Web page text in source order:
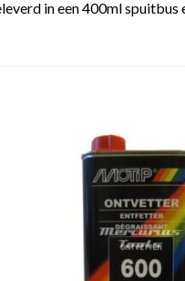
in een 400ml spuitbus